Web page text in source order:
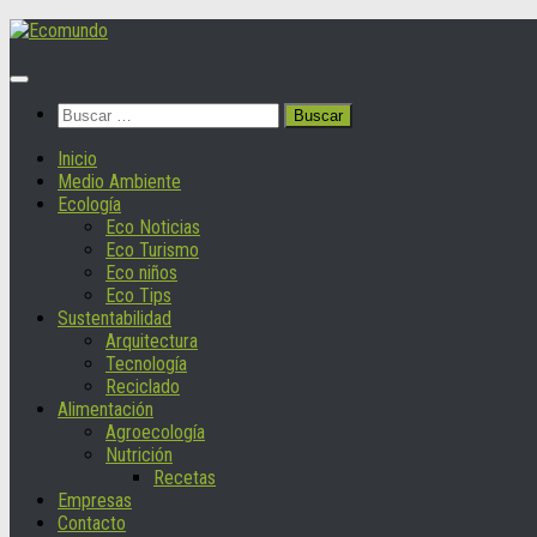
Saltar
contenido
Buscar:
Inicio
Medio Ambiente
Ecología
Eco Noticias
Eco Turismo
Eco niños
Eco Tips
Sustentabilidad
Arquitectura
Tecnología
Reciclado
Alimentación
Agroecología
Nutrición
Recetas
Empresas
Contacto